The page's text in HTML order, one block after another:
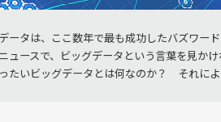
ータは、ここ数年で最も成功したバズワー
ュースで、ビッグデータという言葉を見か
たいビッグデータとは何なのか？ それによ